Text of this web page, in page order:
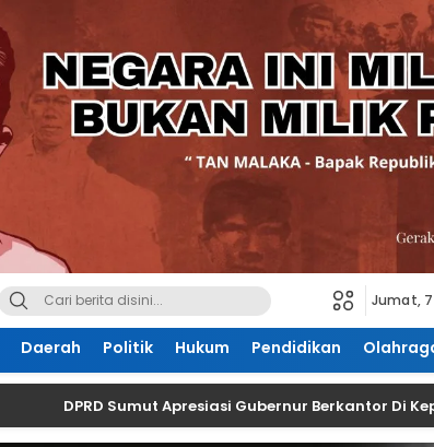
Jumat,
Daerah Politik Hukum Pendidikan
DPRD Sumut Apresiasi Gubernur Berkantor Di